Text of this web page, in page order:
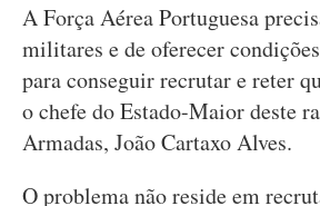
A Força Aérea Portuguesa
militares e de oferecer
para conseguir recrutar e reter
o chefe do Estado-Maior deste
Armadas, João Cartaxo Alves.
O problema não reside em